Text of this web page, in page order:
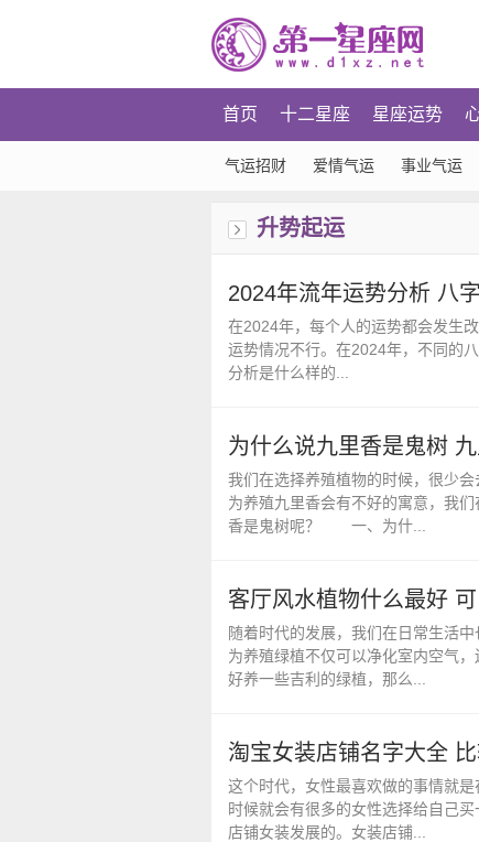
首页 十二星座 星座运势
气运招财 爱情气运 事业气运
升势起运
2024年流年运势分析 八
在2024年，每个人的运势都会发生
运势情况不行。在2024年，不同的
分析是什么样的...
为什么说九里香是鬼树
我们在选择养殖植物的时候，很少
为养殖九里香会有不好的寓意，我
香是鬼树呢？ 一、为什...
客厅风水植物什么最好
随着时代的发展，我们在日常生活
为养殖绿植不仅可以净化室内空气
好养一些吉利的绿植，那么...
淘宝女装店铺名字大全
这个时代，女性最喜欢做的事情就
时候就会有很多的女性选择给自己
店铺女装发展的。女装店铺...